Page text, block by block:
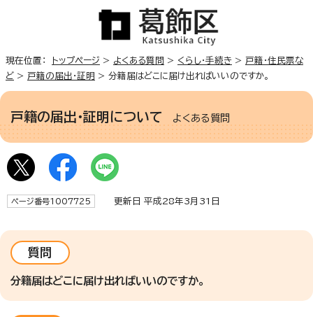
現在位置： トップページ > よくある質問 > くらし・手続き > 戸籍・住民票な
ど > 戸籍の届出・証明 > 分籍届はどこに届け出ればいいのですか。
戸籍の届出・証明について よくある質問
ページ番号1007725 更新日 平成28年3月31日
質問
分籍届はどこに届け出ればいいのですか。